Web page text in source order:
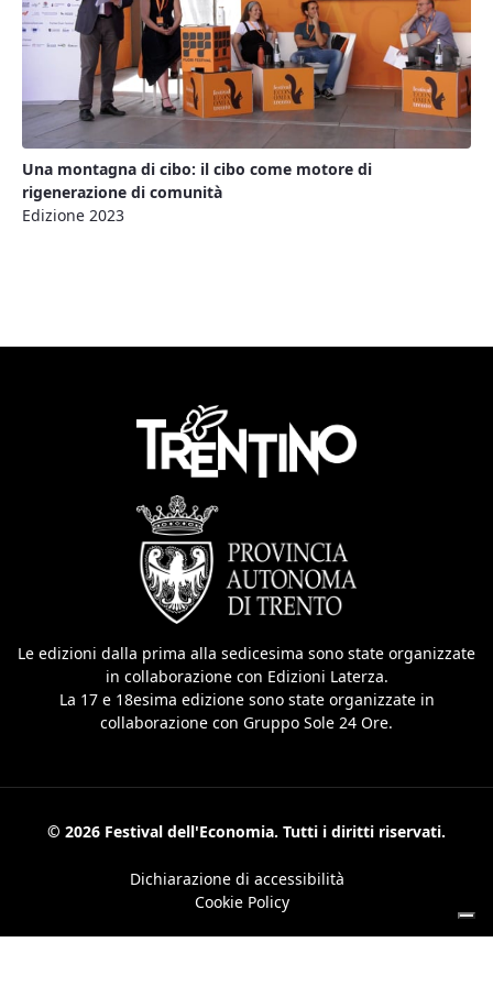
Una montagna di cibo: il cibo come motore di
rigenerazione di comunità
Edizione 2023
Le edizioni dalla prima alla sedicesima sono state organizzate
in collaborazione con Edizioni Laterza.
La 17 e 18esima edizione sono state organizzate in
collaborazione con Gruppo Sole 24 Ore.
© 2026 Festival dell'Economia. Tutti i diritti riservati.
Dichiarazione di accessibilità
Cookie Policy